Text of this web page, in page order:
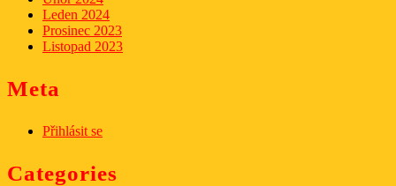
Leden 2024
Prosinec 2023
Listopad 2023
Meta
Přihlásit se
Categories